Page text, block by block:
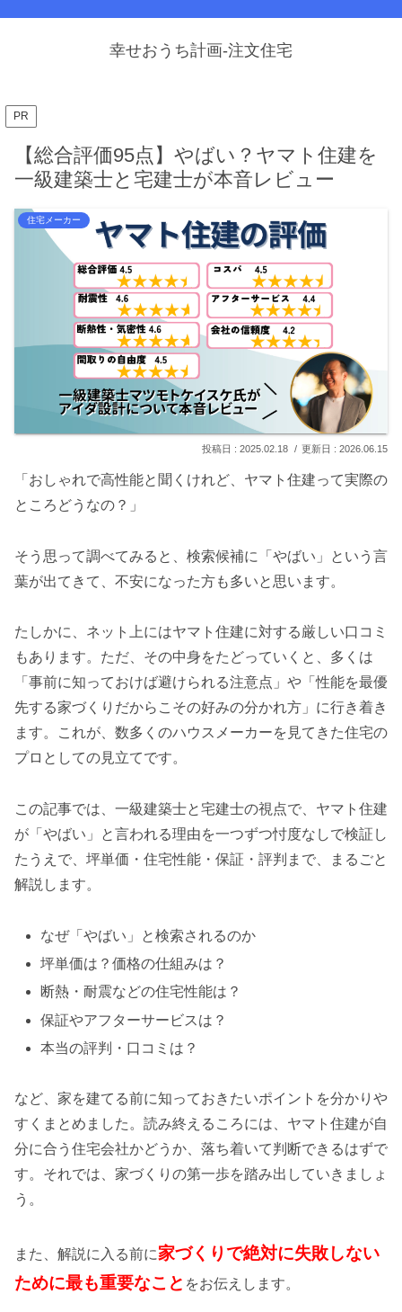
幸せおうち計画-注文住宅
PR
【総合評価95点】やばい？ヤマト住建を
一級建築士と宅建士が本音レビュー
住宅メーカー
2025.02.18 2026.06.15
「おしゃれで高性能と聞くけれど、ヤマト住建って実際の
ところどうなの？」
そう思って調べてみると、検索候補に「やばい」という言
葉が出てきて、不安になった方も多いと思います。
たしかに、ネット上にはヤマト住建に対する厳しい口コミ
もあります。ただ、その中身をたどっていくと、多くは
「事前に知っておけば避けられる注意点」や「性能を最優
先する家づくりだからこその好みの分かれ方」に行き着き
ます。これが、数多くのハウスメーカーを見てきた住宅の
プロとしての見立てです。
この記事では、一級建築士と宅建士の視点で、ヤマト住建
が「やばい」と言われる理由を一つずつ忖度なしで検証し
たうえで、坪単価・住宅性能・保証・評判まで、まるごと
解説します。
なぜ「やばい」と検索されるのか
坪単価は？価格の仕組みは？
断熱・耐震などの住宅性能は？
保証やアフターサービスは？
本当の評判・口コミは？
など、家を建てる前に知っておきたいポイントを分かりや
すくまとめました。読み終えるころには、ヤマト住建が自
分に合う住宅会社かどうか、落ち着いて判断できるはずで
す。それでは、家づくりの第一歩を踏み出していきましょ
う。
また、解説に入る前に家づくりで絶対に失敗しない
ために最も重要なこと をお伝えします。